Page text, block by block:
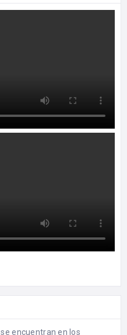
se encuentran en los